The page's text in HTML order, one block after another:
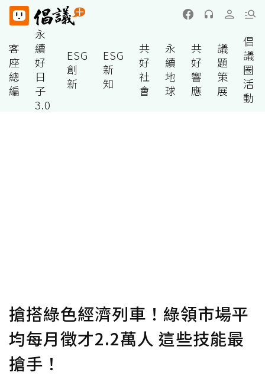
客
座
總
編
永
續
好
日
子
3.0
ESG
創
新
ESG
新
知
共
好
社
會
永
續
地
球
共
好
響
應
議
題
策
展
倡
議
圈
活
動
搶搭綠色經濟列車！綠領市場平
均每月徵才2.2萬人 這些技能最
搶手！